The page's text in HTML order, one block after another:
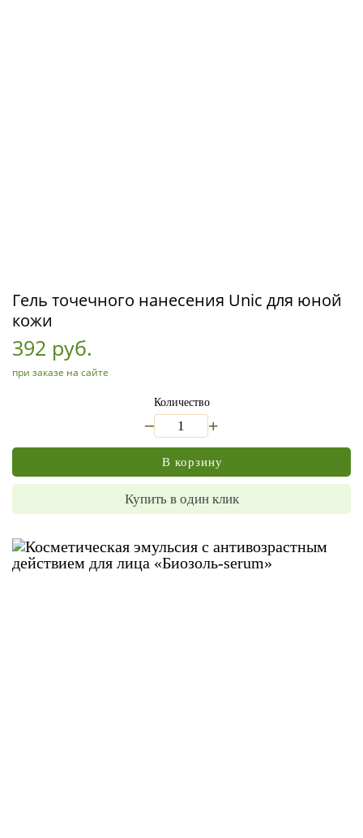
Гель точечного нанесения Unic для юной
кожи
392 руб.
при заказе на сайте
Количество
+
В корзину
Купить в один клик